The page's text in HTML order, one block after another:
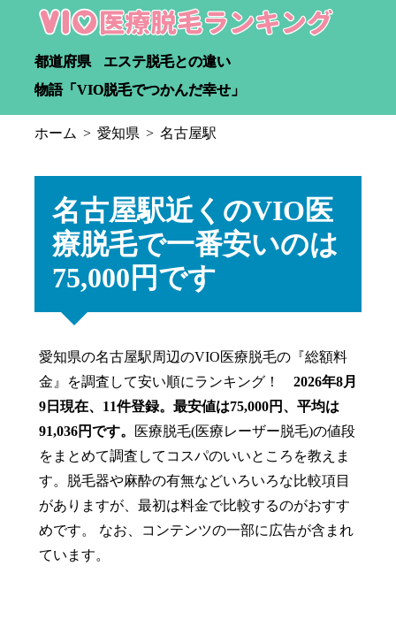
都道府県
エステ脱毛との違い
物語「VIO脱毛でつかんだ幸せ」
ホーム 愛知県 名古屋駅
名古屋駅近くのVIO医
療脱毛で一番安いのは
75,000円です
愛知県の名古屋駅周辺のVIO医療脱毛の『総額料
金』を調査して安い順にランキング！ 2026年8月
9日現在、11件登録。最安値は75,000円、平均は
91,036円です。
医療脱毛(医療レーザー脱毛)の値段
をまとめて調査してコスパのいいところを教えま
す。脱毛器や麻酔の有無などいろいろな比較項目
がありますが、最初は料金で比較するのがおすす
めです。 なお、コンテンツの一部に広告が含まれ
ています。